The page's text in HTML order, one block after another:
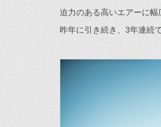
迫力のある高いエアーに幅
昨年に引き続き、3年連続